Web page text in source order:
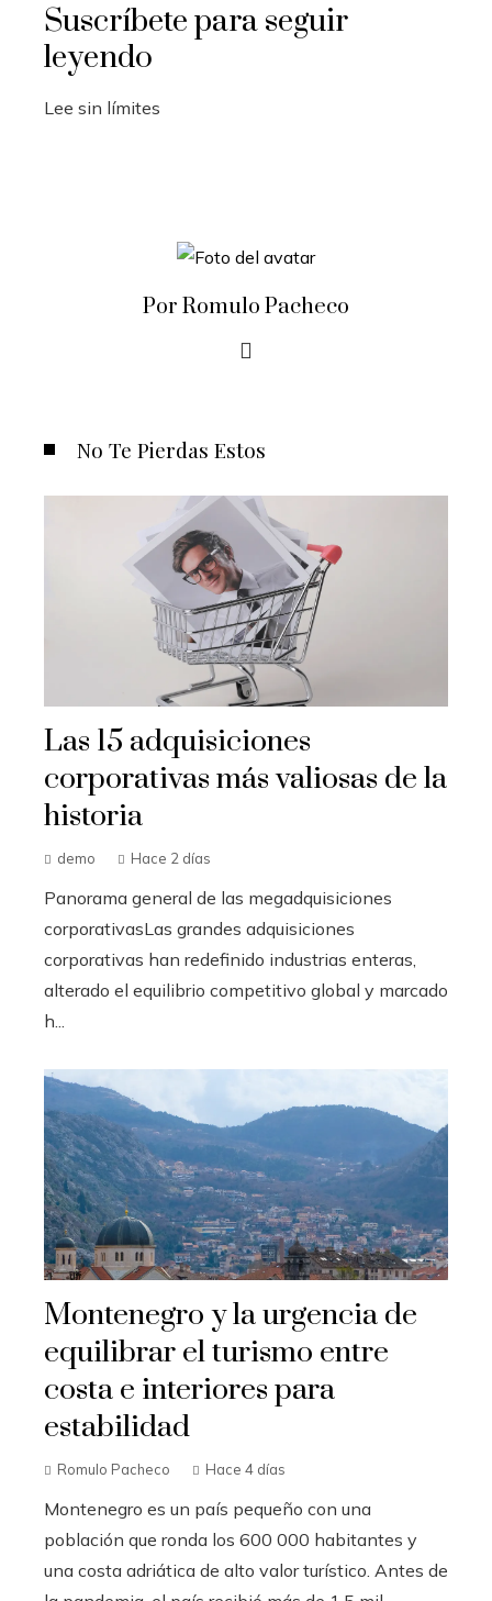
Suscríbete para seguir
leyendo
Lee sin límites
Por Romulo Pacheco
No Te Pierdas Estos
Las 15 adquisiciones
corporativas más valiosas de la
historia
demo Hace 2 días
Panorama general de las megadquisiciones
corporativasLas grandes adquisiciones
corporativas han redefinido industrias enteras,
alterado el equilibrio competitivo global y marcado
h...
Montenegro y la urgencia de
equilibrar el turismo entre
costa e interiores para
estabilidad
Romulo Pacheco Hace 4 días
Montenegro es un país pequeño con una
población que ronda los 600 000 habitantes y
una costa adriática de alto valor turístico. Antes de